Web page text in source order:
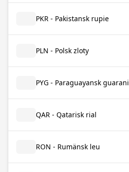
PKR - Pakistansk rupie
PLN - Polsk zloty
PYG - Paraguayansk guarani
QAR - Qatarisk rial
RON - Rumänsk leu